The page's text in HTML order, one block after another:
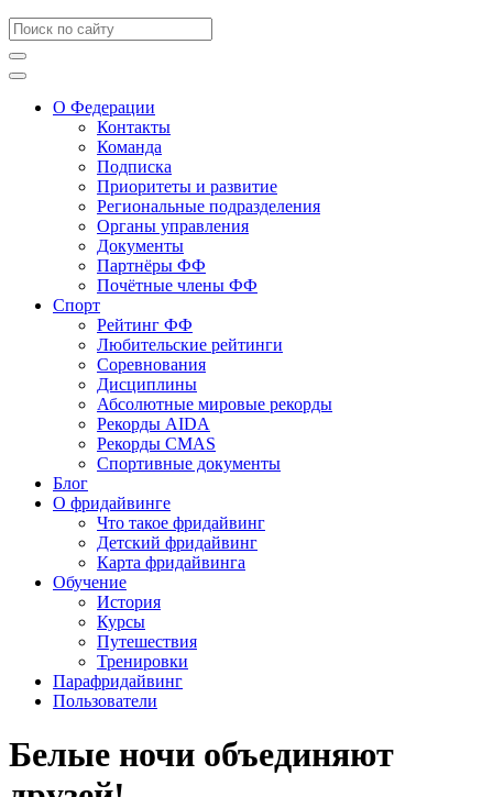
О Федерации
Контакты
Команда
Подписка
Приоритеты и развитие
Региональные подразделения
Органы управления
Документы
Партнёры ФФ
Почётные члены ФФ
Спорт
Рейтинг ФФ
Любительские рейтинги
Соревнования
Дисциплины
Абсолютные мировые рекорды
Рекорды AIDA
Рекорды CMAS
Спортивные документы
Блог
О фридайвинге
Что такое фридайвинг
Детский фридайвинг
Карта фридайвинга
Обучение
История
Курсы
Путешествия
Тренировки
Парафридайвинг
Пользователи
Белые ночи объединяют